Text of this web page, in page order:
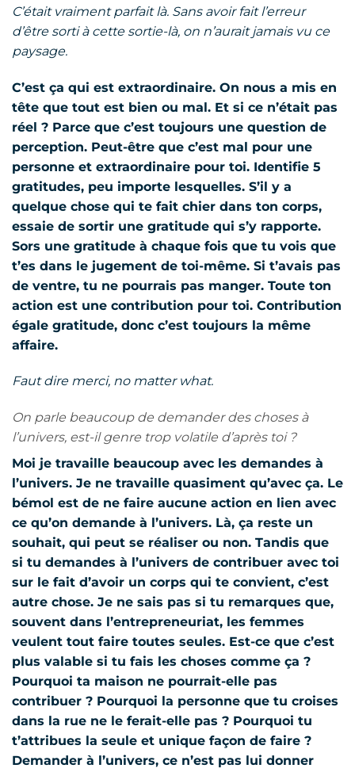
C’était vraiment parfait là. Sans avoir fait l’erreur
d’être sorti à cette sortie-là, on n’aurait jamais vu ce
paysage.
C’est ça qui est extraordinaire. On nous a mis en
tête que tout est bien ou mal. Et si ce n’était pas
réel ? Parce que c’est toujours une question de
perception. Peut-être que c’est mal pour une
personne et extraordinaire pour toi. Identifie 5
gratitudes, peu importe lesquelles. S’il y a
quelque chose qui te fait chier dans ton corps,
essaie de sortir une gratitude qui s’y rapporte.
Sors une gratitude à chaque fois que tu vois que
t’es dans le jugement de toi-même. Si t’avais pas
de ventre, tu ne pourrais pas manger. Toute ton
action est une contribution pour toi. Contribution
égale gratitude, donc c’est toujours la même
affaire.
Faut dire merci, no matter what.
On parle beaucoup de demander des choses à
l’univers, est-il genre trop volatile d’après toi ?
Moi je travaille beaucoup avec les demandes à
l’univers. Je ne travaille quasiment qu’avec ça. Le
bémol est de ne faire aucune action en lien avec
ce qu’on demande à l’univers. Là, ça reste un
souhait, qui peut se réaliser ou non. Tandis que
si tu demandes à l’univers de contribuer avec toi
sur le fait d’avoir un corps qui te convient, c’est
autre chose. Je ne sais pas si tu remarques que,
souvent dans l’entrepreneuriat, les femmes
veulent tout faire toutes seules. Est-ce que c’est
plus valable si tu fais les choses comme ça ?
Pourquoi ta maison ne pourrait-elle pas
contribuer ? Pourquoi la personne que tu croises
dans la rue ne le ferait-elle pas ? Pourquoi tu
t’attribues la seule et unique façon de faire ?
Demander à l’univers, ce n’est pas lui donner